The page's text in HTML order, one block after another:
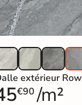
extérieur
€90 /m²